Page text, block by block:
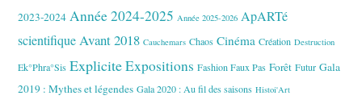
2023-2024 Année 2024-2025 Année 2025-2026 ApARTé
scientifique Avant 2018 Cauchemars Chaos Cinéma Création Destruction
Ek°Phra°Sis ExpliciteExpositions Fashion Faux Pas Forêt Futur Gala
2019 : Mythes et légendes Gala 2020 : Au fil des saisons Histoi'Art